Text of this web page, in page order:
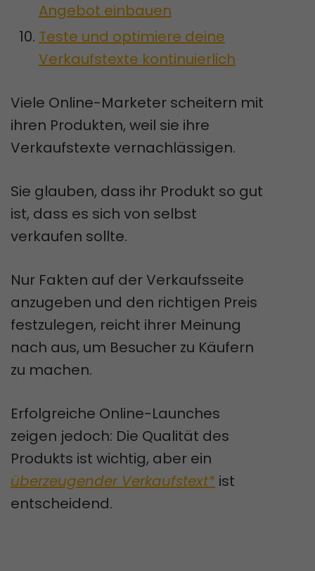
Angebot einbauen
Teste und optimiere deine
Verkaufstexte kontinuierlich
Viele Online-Marketer scheitern mit
ihren Produkten, weil sie ihre
Verkaufstexte vernachlässigen.
Sie glauben, dass ihr Produkt so gut
ist, dass es sich von selbst
verkaufen sollte.
Nur Fakten auf der Verkaufsseite
anzugeben und den richtigen Preis
festzulegen, reicht ihrer Meinung
nach aus, um Besucher zu Käufern
zu machen.
Erfolgreiche Online-Launches
zeigen jedoch: Die Qualität des
Produkts ist wichtig, aber ein
überzeugender Verkaufstext* ist
entscheidend.